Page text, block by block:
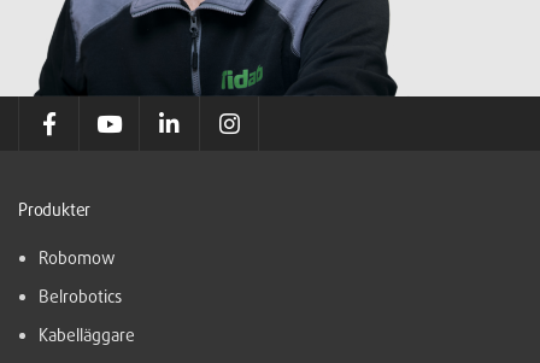
Produkter
Robomow
Belrobotics
Kabelläggare